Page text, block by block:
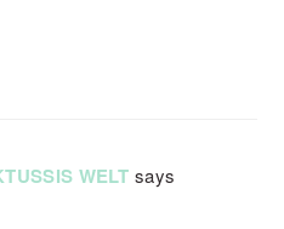
WELT says